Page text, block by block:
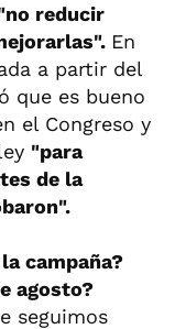
reducir
En
a partir del
que es bueno
el Congreso y
"para
de la
campaña?
agosto?
seguimos